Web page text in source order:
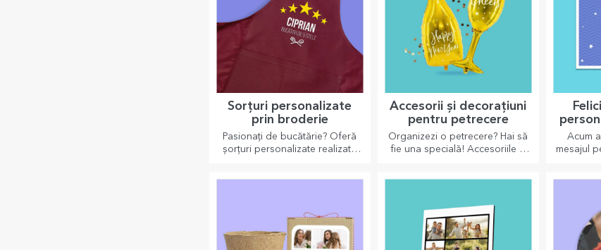
Sorțuri personalizate
prin broderie
Pasionați de bucătărie? Oferă
șorțuri personalizate realizate
Accesorii și decorațiuni
pentru petrecere
Organizezi o petrecere? Hai să
fie una specială! Accesoriile și
Acum
mesajul